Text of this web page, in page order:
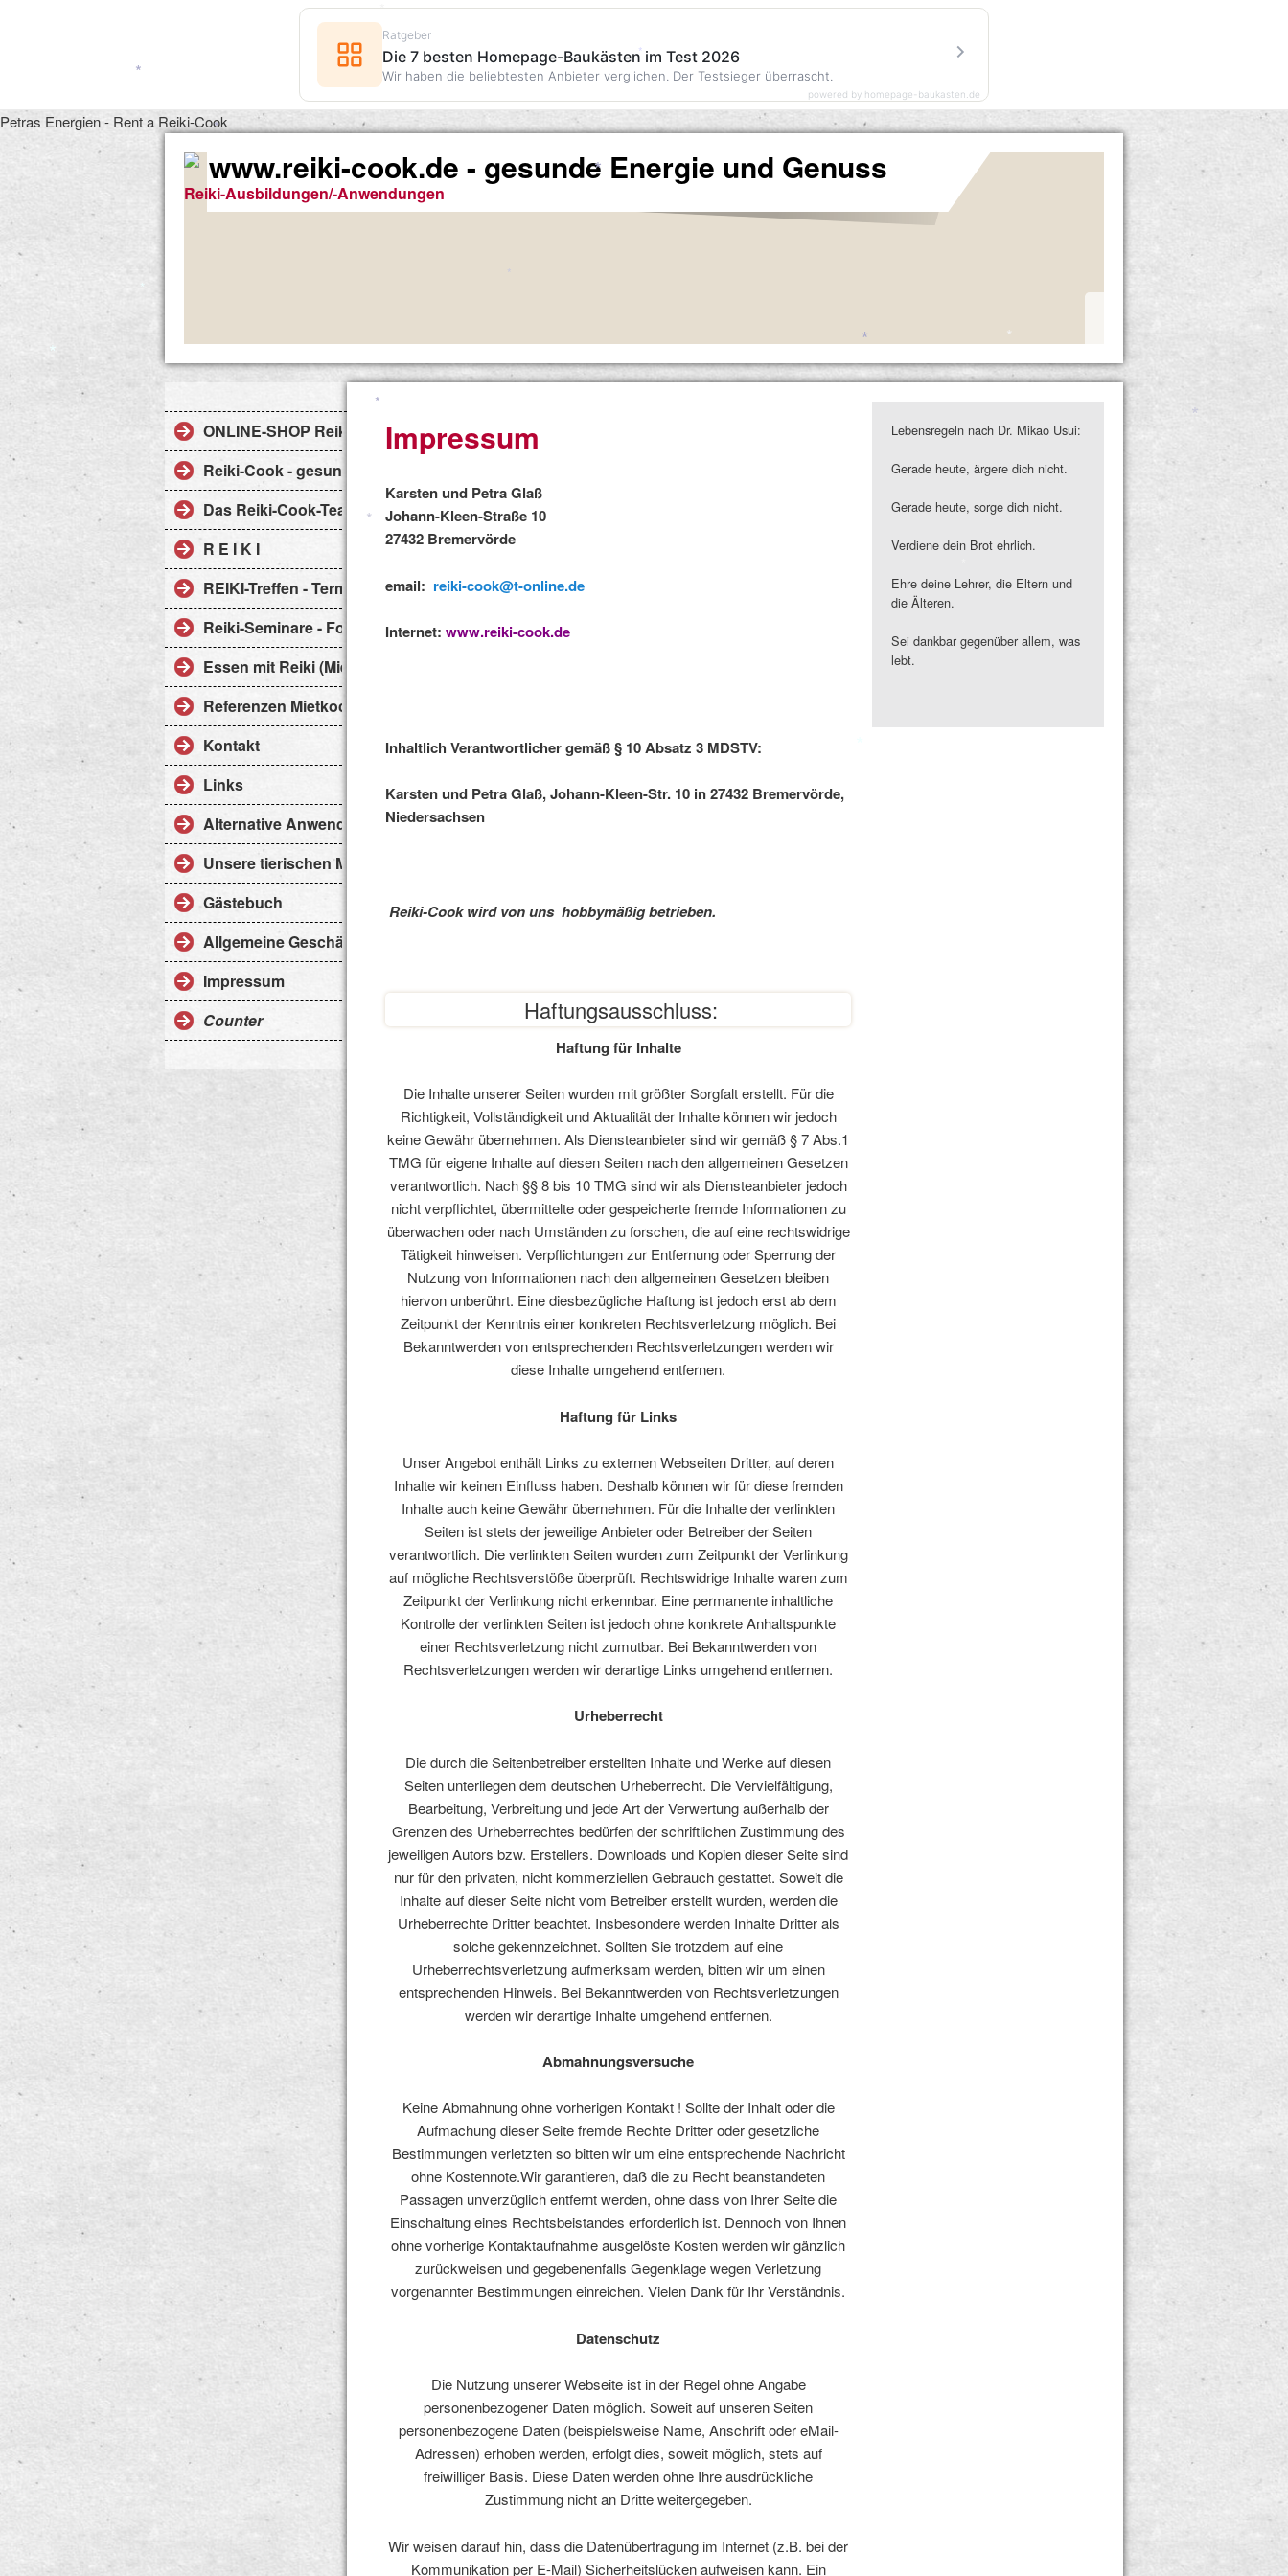
Petras Energien - Rent a Reiki-Cook
www.reiki-cook.de - gesunde Energie und Genuss
Reiki-Ausbildungen/-Anwendungen
ONLINE-SHOP Reiki-Handarbeiten SoulmadeReiki
Reiki-Cook - gesunde Energie und Genuss
Das Reiki-Cook-Team Petra Glaß
R E I K I
REIKI-Treffen - Termine - Fotos
Reiki-Seminare - Fotos
Essen mit Reiki (Mietköchin)
Referenzen Mietkoch-Service
Kontakt
Links
Alternative Anwendungen
Unsere tierischen Mitbewohner
Gästebuch
Allgemeine Geschäftsbedingungen
Impressum
Counter
Impressum
Karsten und Petra Glaß
Johann-Kleen-Straße 10
27432 Bremervörde
email: reiki-cook@t-online.de
Internet: www.reiki-cook.de
Inhaltlich Verantwortlicher gemäß § 10 Absatz 3 MDSTV:
Karsten und Petra Glaß, Johann-Kleen-Str. 10 in 27432 Bremervörde,
Niedersachsen
Reiki-Cook wird von uns hobbymäßig betrieben.
Haftungsausschluss:
Haftung für Inhalte
Die Inhalte unserer Seiten wurden mit größter Sorgfalt erstellt. Für die
Richtigkeit, Vollständigkeit und Aktualität der Inhalte können wir jedoch
keine Gewähr übernehmen. Als Diensteanbieter sind wir gemäß § 7 Abs.1
TMG für eigene Inhalte auf diesen Seiten nach den allgemeinen Gesetzen
verantwortlich. Nach §§ 8 bis 10 TMG sind wir als Diensteanbieter jedoch
nicht verpflichtet, übermittelte oder gespeicherte fremde Informationen zu
überwachen oder nach Umständen zu forschen, die auf eine rechtswidrige
Tätigkeit hinweisen. Verpflichtungen zur Entfernung oder Sperrung der
Nutzung von Informationen nach den allgemeinen Gesetzen bleiben
hiervon unberührt. Eine diesbezügliche Haftung ist jedoch erst ab dem
Zeitpunkt der Kenntnis einer konkreten Rechtsverletzung möglich. Bei
Bekanntwerden von entsprechenden Rechtsverletzungen werden wir
diese Inhalte umgehend entfernen.
Haftung für Links
Unser Angebot enthält Links zu externen Webseiten Dritter, auf deren
Inhalte wir keinen Einfluss haben. Deshalb können wir für diese fremden
Inhalte auch keine Gewähr übernehmen. Für die Inhalte der verlinkten
Seiten ist stets der jeweilige Anbieter oder Betreiber der Seiten
verantwortlich. Die verlinkten Seiten wurden zum Zeitpunkt der Verlinkung
auf mögliche Rechtsverstöße überprüft. Rechtswidrige Inhalte waren zum
Zeitpunkt der Verlinkung nicht erkennbar. Eine permanente inhaltliche
Kontrolle der verlinkten Seiten ist jedoch ohne konkrete Anhaltspunkte
einer Rechtsverletzung nicht zumutbar. Bei Bekanntwerden von
Rechtsverletzungen werden wir derartige Links umgehend entfernen.
Urheberrecht
Die durch die Seitenbetreiber erstellten Inhalte und Werke auf diesen
Seiten unterliegen dem deutschen Urheberrecht. Die Vervielfältigung,
Bearbeitung, Verbreitung und jede Art der Verwertung außerhalb der
Grenzen des Urheberrechtes bedürfen der schriftlichen Zustimmung des
jeweiligen Autors bzw. Erstellers. Downloads und Kopien dieser Seite sind
nur für den privaten, nicht kommerziellen Gebrauch gestattet. Soweit die
Inhalte auf dieser Seite nicht vom Betreiber erstellt wurden, werden die
Urheberrechte Dritter beachtet. Insbesondere werden Inhalte Dritter als
solche gekennzeichnet. Sollten Sie trotzdem auf eine
Urheberrechtsverletzung aufmerksam werden, bitten wir um einen
entsprechenden Hinweis. Bei Bekanntwerden von Rechtsverletzungen
werden wir derartige Inhalte umgehend entfernen.
Abmahnungsversuche
Keine Abmahnung ohne vorherigen Kontakt ! Sollte der Inhalt oder die
Aufmachung dieser Seite fremde Rechte Dritter oder gesetzliche
Bestimmungen verletzten so bitten wir um eine entsprechende Nachricht
ohne Kostennote.Wir garantieren, daß die zu Recht beanstandeten
Passagen unverzüglich entfernt werden, ohne dass von Ihrer Seite die
Einschaltung eines Rechtsbeistandes erforderlich ist. Dennoch von Ihnen
ohne vorherige Kontaktaufnahme ausgelöste Kosten werden wir gänzlich
zurückweisen und gegebenenfalls Gegenklage wegen Verletzung
vorgenannter Bestimmungen einreichen. Vielen Dank für Ihr Verständnis.
Datenschutz
Die Nutzung unserer Webseite ist in der Regel ohne Angabe
personenbezogener Daten möglich. Soweit auf unseren Seiten
personenbezogene Daten (beispielsweise Name, Anschrift oder eMail-
Adressen) erhoben werden, erfolgt dies, soweit möglich, stets auf
freiwilliger Basis. Diese Daten werden ohne Ihre ausdrückliche
Zustimmung nicht an Dritte weitergegeben.
Wir weisen darauf hin, dass die Datenübertragung im Internet (z.B. bei der
Kommunikation per E-Mail) Sicherheitslücken aufweisen kann. Ein
Lebensregeln nach Dr. Mikao Usui:
Gerade heute, ärgere dich nicht.
Gerade heute, sorge dich nicht.
Verdiene dein Brot ehrlich.
Ehre deine Lehrer, die Eltern und
die Älteren.
Sei dankbar gegenüber allem, was
lebt.
Ratgeber
Die 7 besten Homepage-Baukästen im Test 2026
Wir haben die beliebtesten Anbieter verglichen. Der Testsieger überrascht.
powered by homepage-baukasten.de
*
*
*
*
*
*
*